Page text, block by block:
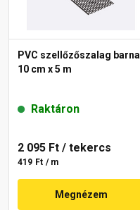
PVC szellőzőszalag barna
10 cm x 5 m
Raktáron
2 095 Ft / tekercs
419 Ft / m
Megnézem